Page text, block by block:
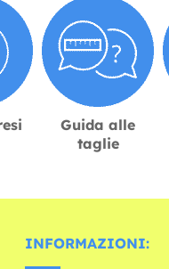
Guida alle
taglie
INFORMAZIONI: